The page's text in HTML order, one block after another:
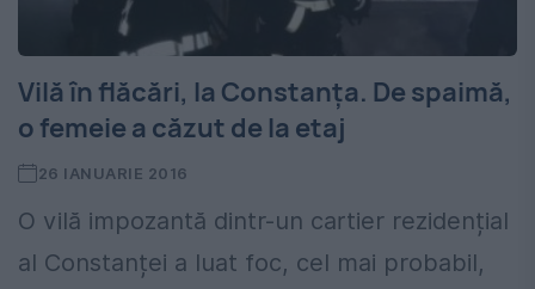
Vilă în flăcări, la Constanța. De spaimă,
o femeie a căzut de la etaj
26 IANUARIE 2016
O vilă impozantă dintr-un cartier rezidențial
al Constanței a luat foc, cel mai probabil,